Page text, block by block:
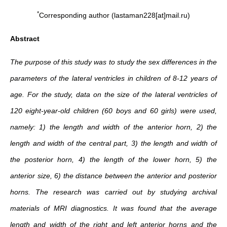
*Corresponding author (lastaman228[at]mail.ru)
Abstract
The purpose of this study was to study the sex differences in the
parameters of the lateral ventricles in children of 8-12 years of
age. For the study, data on the size of the lateral ventricles of
120 eight-year-old children (60 boys and 60 girls) were used,
namely: 1) the length and width of the anterior horn, 2) the
length and width of the central part, 3) the length and width of
the posterior horn, 4) the length of the lower horn, 5) the
anterior size, 6) the distance between the anterior and posterior
horns. The research was carried out by studying archival
materials of MRI diagnostics. It was found that the average
length and width of the right and left anterior horns and the